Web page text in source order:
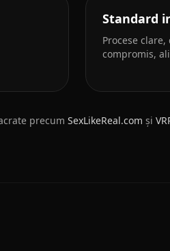
Standard
Procese
compromis,
precum SexLikeReal.com și